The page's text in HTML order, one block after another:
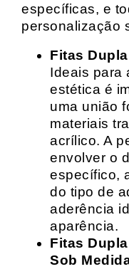
específicas, e
personalização
Fitas
Ideais para
estética é
uma união
materiais
acrílico. A
envolver o
específico,
do tipo de
aderência
aparência.
Fitas
Sob